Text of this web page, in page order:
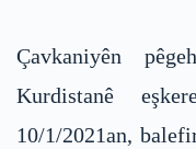
Çavkaniyên
Kurdistanê
10/1/2021an,